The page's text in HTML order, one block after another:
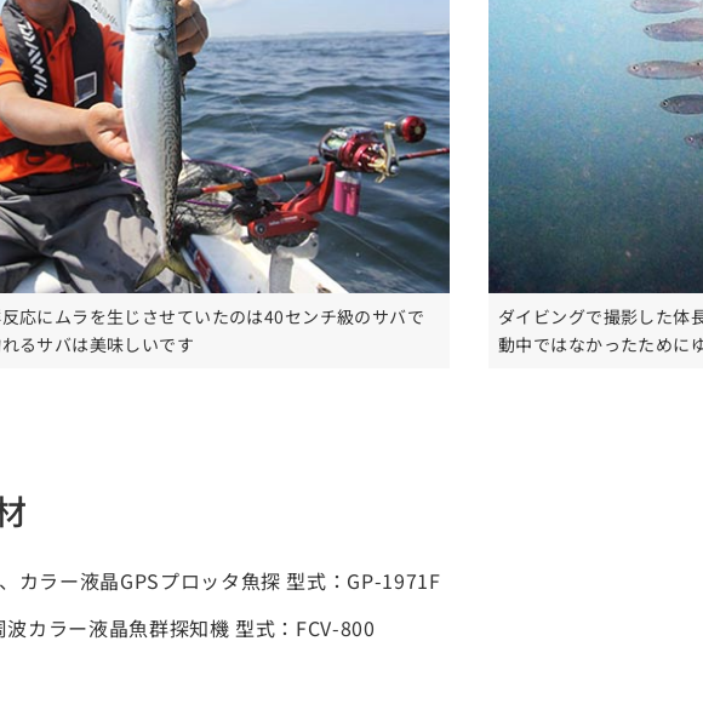
応にムラを生じさせていたのは40センチ級のサバで
るサバは美味しいです
ダイビングで撮影した体
動中ではなかったために
カラー液晶GPSプロッタ魚探 型式：GP-1971F
カラー液晶魚群探知機 型式：FCV-800